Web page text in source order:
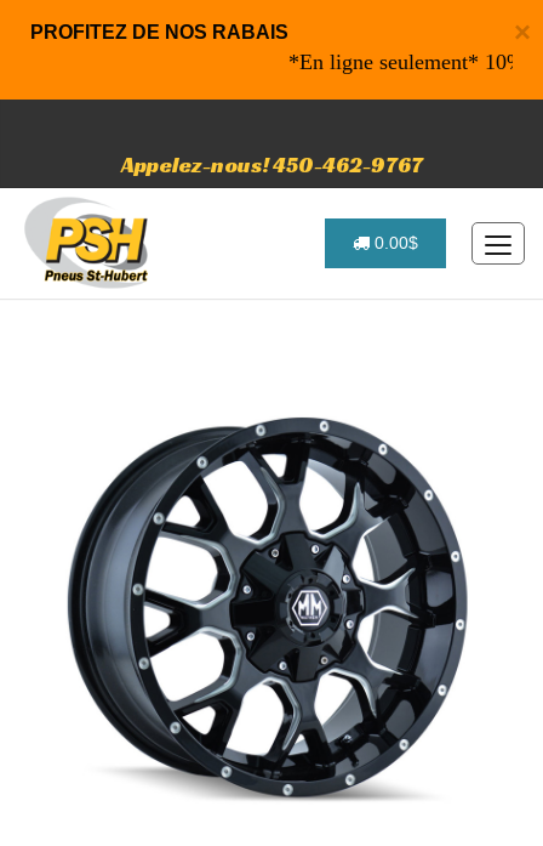
×
PROFITEZ DE NOS RABAIS
*En ligne seulement* 10% de
Appelez-nous! 450-462-9767
0.00$